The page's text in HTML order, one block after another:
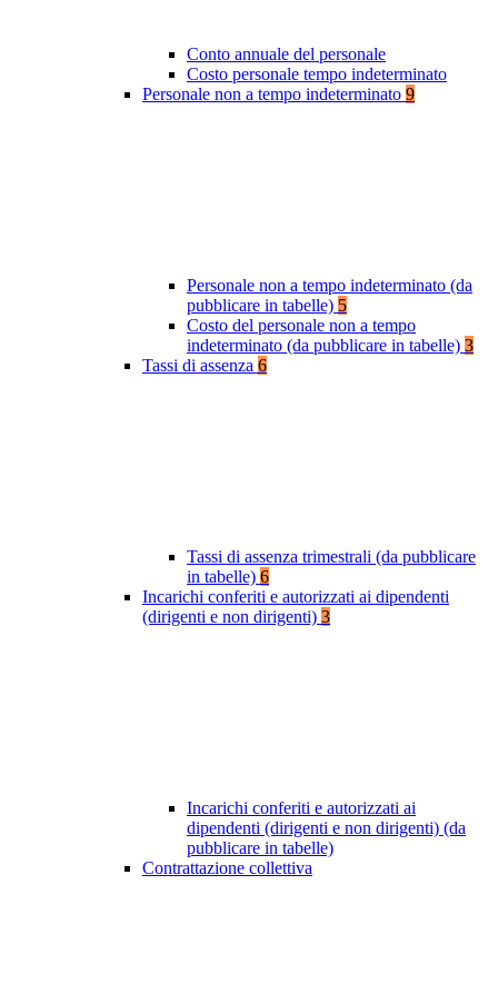
Conto annuale del personale
Costo personale tempo indeterminato
Personale non a tempo indeterminato 9
Personale non a tempo indeterminato (da
pubblicare in tabelle) 5
Costo del personale non a tempo
indeterminato (da pubblicare in tabelle) 3
Tassi di assenza 6
Tassi di assenza trimestrali (da pubblicare
in tabelle) 6
Incarichi conferiti e autorizzati ai dipendenti
(dirigenti e non dirigenti) 3
Incarichi conferiti e autorizzati ai
dipendenti (dirigenti e non dirigenti) (da
pubblicare in tabelle)
Contrattazione collettiva